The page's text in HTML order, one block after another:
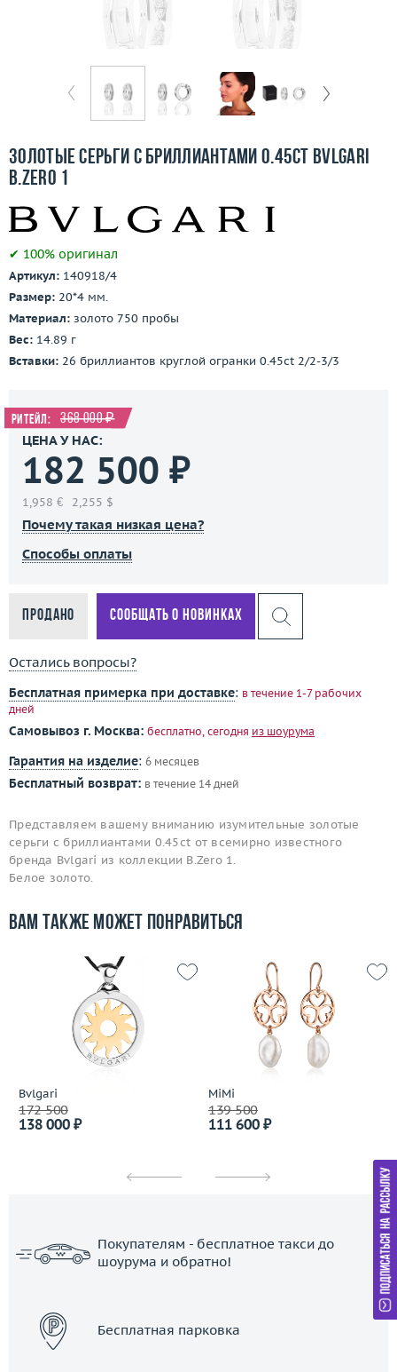
Бесплатная доставка
Покупка и оплата
Ломбард
Контакты
3D-тур по шоуруму
Золотые серьги с бриллиантами 0.45ct Bvlgari
B.Zero 1
✔ 100% оригинал
Артикул: 140918/4
Размер: 20*4 мм.
Материал: золото 750 пробы
Вес: 14.89 г
Вставки: 26 бриллиантов круглой огранки 0.45ct 2/2-3/3
Ритейл: 368 000 ₽
ЦЕНА У НАС:
182 500 ₽
1,958 € 2,255 $
Почему такая низкая цена?
Способы оплаты
Продано Сообщать о новинках
Остались вопросы?
Бесплатная примерка при доставке: в течение 1-7 рабочих
дней
Самовывоз г. Москва: бесплатно, сегодня из шоурума
Гарантия на изделие: 6 месяцев
Бесплатный возврат: в течение 14 дней
Представляем вашему вниманию изумительные золотые
серьги с бриллиантами 0.45ct от всемирно известного
бренда Bvlgari из коллекции B.Zero 1.
Белое золото.
Вам также может понравиться
Bvlgari
172 500
138 000 ₽
MiMi
139 500
111 600 ₽
Покупателям - бесплатное такси до
шоурума и обратно!
Бесплатная парковка